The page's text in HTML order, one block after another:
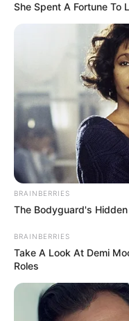
She Spent A Fortune To
BRAINBERRIES
The Bodyguard's
BRAINBERRIES
Take A Look At Demi
Roles